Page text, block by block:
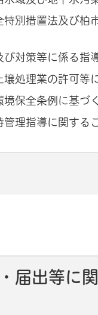
別措置法及び
対策等に係る指
処理業の許可等
保全条例に基づ
理指導に関する
届出等に